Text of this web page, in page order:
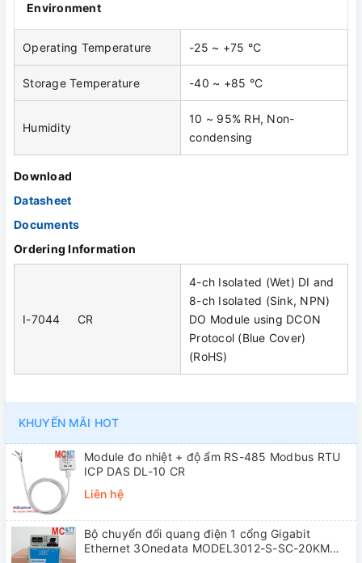
Environment
Operating Temperature -25 ~ +75 °C
Storage Temperature -40 ~ +85 °C
Humidity
10 ~ 95% RH, Non-
condensing
Download
Datasheet
Documents
Ordering Information
I-7044 CR
4-ch Isolated (Wet) DI and
8-ch Isolated (Sink, NPN)
DO Module using DCON
Protocol (Blue Cover)
(RoHS)
KHUYẾN MÃI HOT
Module đo nhiệt + độ ẩm RS-485 Modbus RTU
ICP DAS DL-10 CR
Liên hệ
Bộ chuyển đổi quang điện 1 cổng Gigabit
Ethernet 3Onedata MODEL3012-S-SC-20KM